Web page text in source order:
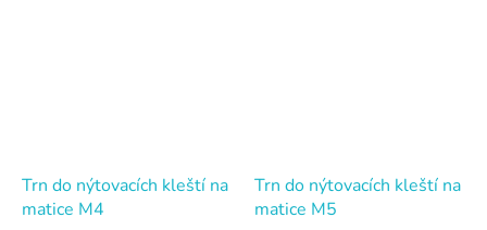
Trn do nýtovacích kleští na
matice M4
Trn do nýtovacích kleští na
matice M5